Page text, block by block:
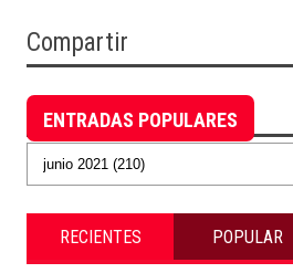
Compartir
ENTRADAS POPULARES
Archivo del blog
RECIENTES POPULAR